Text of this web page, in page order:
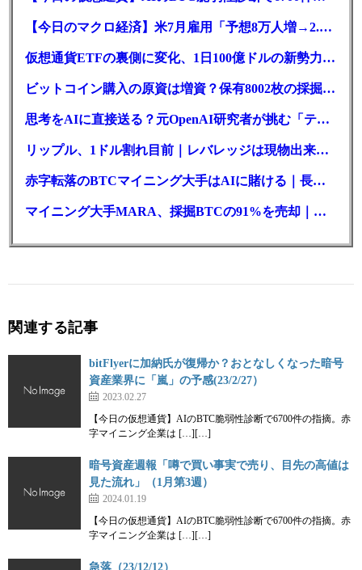
【今日のマクロ経済】米7月雇用「予想8万人増→2.3万人減」で利上げ観測後退
仮想通貨ETFの裏側に変化、1日100億ドルの新勢力がSEC登録
ビットコイン購入の原資は増資？保有8002枚の採掘企業の実態とは
思考をAIに直接送る？元OpenAI研究者が挑む「テレパシー」開発とは
リップル、1ドル割れ目前｜レバレッジは現物出来高の6倍超
赤字転落のBTCマイニング大手はAIに賭ける｜長期負債17.8億ドル
マイニング大手MARA、採掘BTCの91%を売却｜純損失6億ドル
関連する記事
bitFlyerに加納氏が復帰か？おとなしくなった暗号
資産業界に「嵐」の予感(23/2/27）
2023.02.27
【今日の仮想通貨】AIのBTC脆弱性診断で6700件の指摘。赤
字マイニング企業は […][…]
暗号資産週報「噂で買い事実で売り、目先の高値は
見た流れ」（1月第3週）
2024.01.19
【今日の仮想通貨】AIのBTC脆弱性診断で6700件の指摘。赤
字マイニング企業は […][…]
急落（23/12/12）